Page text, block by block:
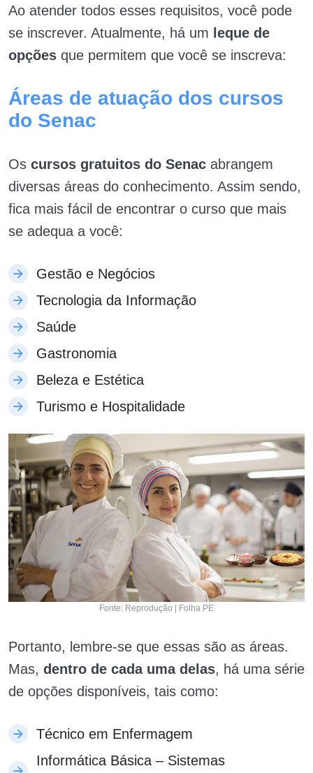
Ao atender todos esses requisitos, você pode
se inscrever. Atualmente, há um leque de
opções que permitem que você se inscreva:
Áreas de atuação dos cursos
do Senac
Os cursos gratuitos do Senac abrangem
diversas áreas do conhecimento. Assim sendo,
fica mais fácil de encontrar o curso que mais
se adequa a você:
Gestão e Negócios
Tecnologia da Informação
Saúde
Gastronomia
Beleza e Estética
Turismo e Hospitalidade
Fonte: Reprodução | Folha PE
Portanto, lembre-se que essas são as áreas.
Mas, dentro de cada uma delas, há uma série
de opções disponíveis, tais como:
Técnico em Enfermagem
Informática Básica – Sistemas